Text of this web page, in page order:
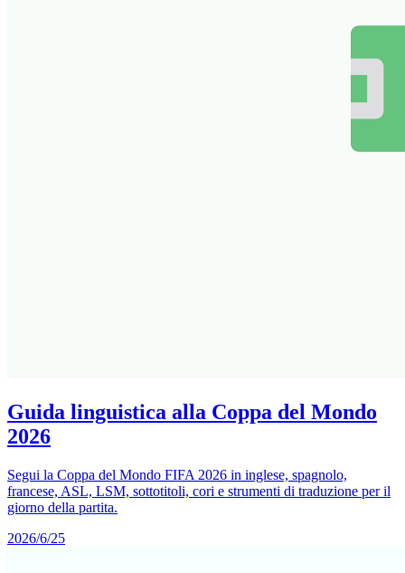
Guida linguistica alla Coppa del Mondo
2026
Segui la Coppa del Mondo FIFA 2026 in inglese, spagnolo,
francese, ASL, LSM, sottotitoli, cori e strumenti di traduzione per il
giorno della partita.
2026/6/25